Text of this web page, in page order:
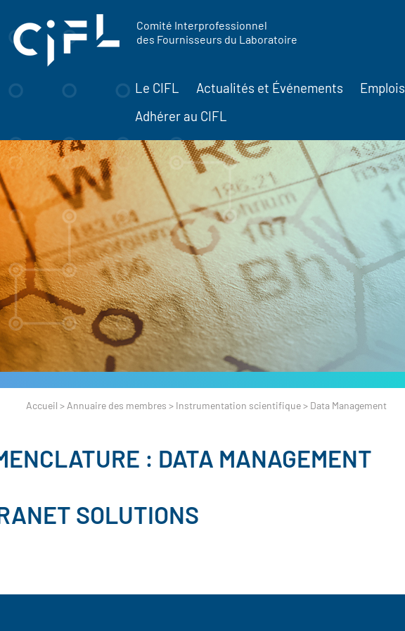
Comité Interprofessionnel
des Fournisseurs du Laboratoire
Le CIFL Actualités et Événements Emplois
Adhérer au CIFL
Accueil > Annuaire des membres > Instrumentation scientifique > Data Management
: DATA MANAGEMENT
SOLUTIONS